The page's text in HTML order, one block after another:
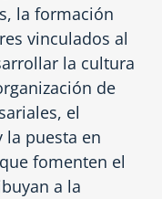
la formación
vinculados al
la cultura
de
el
la puesta en
fomenten el
a la